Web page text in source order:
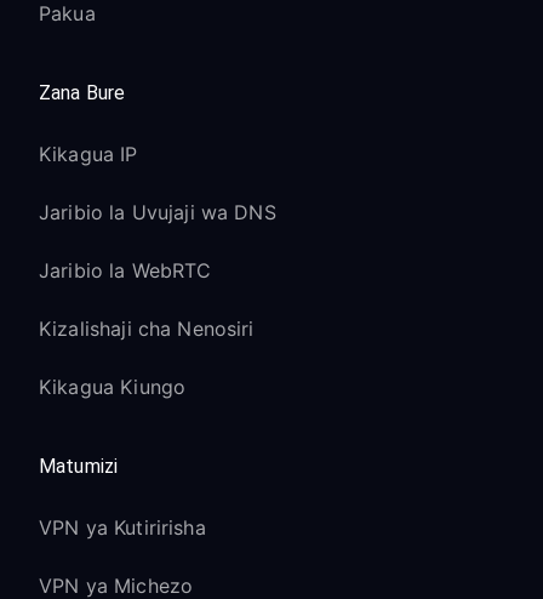
Pakua
Zana Bure
Kikagua IP
Jaribio la Uvujaji wa DNS
Jaribio la WebRTC
Kizalishaji cha Nenosiri
Kikagua Kiungo
Matumizi
VPN ya Kutiririsha
VPN ya Michezo